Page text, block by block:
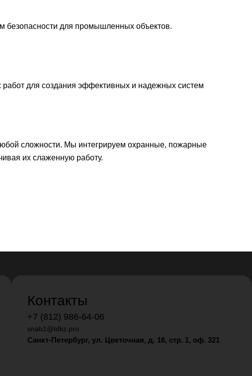
безопасности для промышленных объектов.
для создания эффективных и надежных систем
сложности. Мы интегрируем охранные, пожарные
их слаженную работу.
Контакты
+7 (812) 986-64-06
snab1@tdkz.pro
Санкт-Петербург, ул. Цветочная, д. 16, стр. 1, оф. 321